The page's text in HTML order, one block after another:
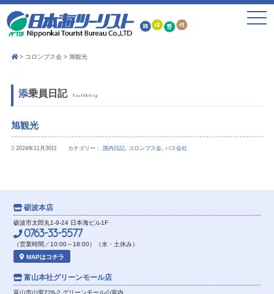
toggle
コロンブス会 旭観光
添乗員日記 Staffblog
旭観光
2024年11月30日 カテゴリー： 国内日記, コロンブス会, バス会社
砺波本店
砺波市太郎丸1-9-24 日本海ビル1F
0763-33-5577
（営業時間／10:00～18:00）（水・土休み）
MAPはコチラ
富山本社グリーンモール店
富山市山室226-2 グリーンモール山室内